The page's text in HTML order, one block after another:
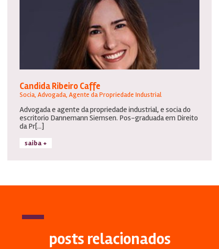
Candida Ribeiro Caffe
Socia, Advogada, Agente da Propriedade Industrial
Advogada e agente da propriedade industrial, e socia do
escritorio Dannemann Siemsen. Pos-graduada em Direito
da Pr[...]
saiba +
posts relacionados